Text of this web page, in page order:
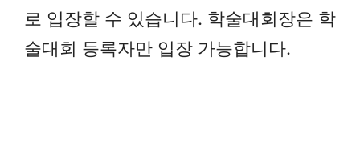
로 입장할 수 있습니다. 학술대회장은 학
술대회 등록자만 입장 가능합니다.